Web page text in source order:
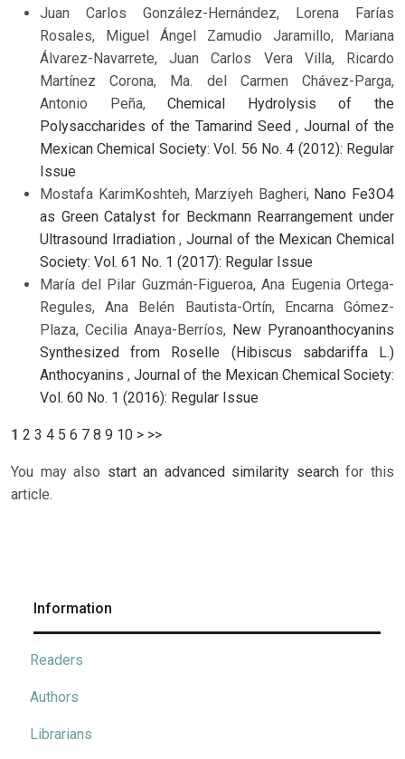
Juan Carlos González-Hernández, Lorena Farías
Rosales, Miguel Ángel Zamudio Jaramillo, Mariana
Álvarez-Navarrete, Juan Carlos Vera Villa, Ricardo
Martínez Corona, Ma. del Carmen Chávez-Parga,
Antonio Peña,Chemical Hydrolysis of the
Polysaccharides of the Tamarind Seed,Journal of the
Mexican Chemical Society: Vol. 56 No. 4 (2012): Regular
Issue
Mostafa KarimKoshteh, Marziyeh Bagheri, Nano Fe3O4
as Green Catalyst for Beckmann Rearrangement under
Ultrasound Irradiation,Journal of the Mexican Chemical
Society: Vol. 61 No. 1 (2017): Regular Issue
María del Pilar Guzmán-Figueroa, Ana Eugenia Ortega-
Regules, Ana Belén Bautista-Ortín, Encarna Gómez-
Plaza, Cecilia Anaya-Berríos, New Pyranoanthocyanins
Synthesized from Roselle (Hibiscus sabdariffa L.)
Anthocyanins,Journal of the Mexican Chemical Society:
Vol. 60 No. 1 (2016): Regular Issue
1 2 3 4 5 6 7 8 9 10 > >>
You may also start an advanced similarity searchfor this
article.
Information
Readers
Authors
Librarians